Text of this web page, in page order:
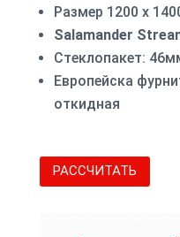
Размер 1200 х
Salamander
Стеклопакет:
Европейска
откидная
РАССЧИТАТЬ